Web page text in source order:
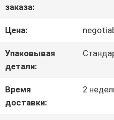
ПУТЕШЕСТВИЕ
ФАБРИКИ
ПРОВЕРКА
КАЧЕСТВА
заказа:
Цена:
Упаковывая
детали:
Время
доставки:
2